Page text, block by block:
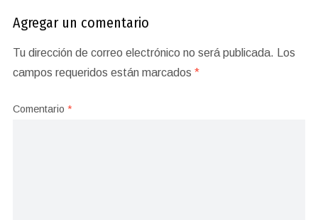
Agregar un comentario
Tu dirección de correo electrónico no será publicada.
Los
campos requeridos están marcados *
Comentario *